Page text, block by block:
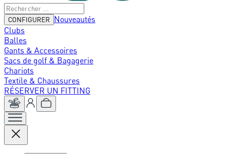
CONFIGURER
Nouveautés
Clubs
Balles
Gants & Accessoires
Sacs de golf & Bagagerie
Chariots
Textile & Chaussures
RÉSERVER UN FITTING